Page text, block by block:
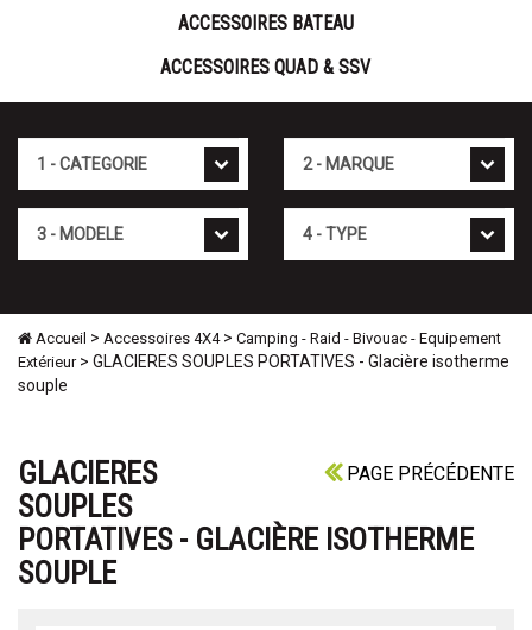
ACCESSOIRES BATEAU
ACCESSOIRES QUAD & SSV
Accueil > Accessoires 4X4> Camping - Raid - Bivouac - Equipement
Extérieur> GLACIERES SOUPLES PORTATIVES - Glacière isotherme
souple
PAGE PRÉCÉDENTE
GLACIERES
SOUPLES
PORTATIVES - GLACIÈRE ISOTHERME
SOUPLE